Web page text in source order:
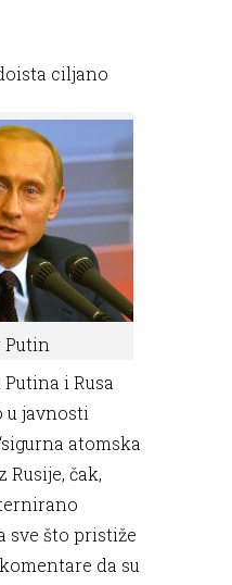
ciljano
i Rusa
u javnosti
atomska
Rusije, čak,
sve što pristiže
da su